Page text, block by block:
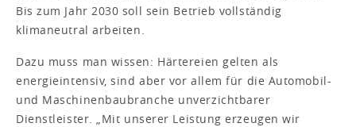
Bis zum Jahr 2030 soll sein Betrieb vollständig
klimaneutral arbeiten.
Dazu muss man wissen: Härtereien gelten als
energieintensiv, sind aber vor allem für die Automobil-
und Maschinenbaubranche unverzichtbarer
Dienstleister. „Mit unserer Leistung erzeugen wir